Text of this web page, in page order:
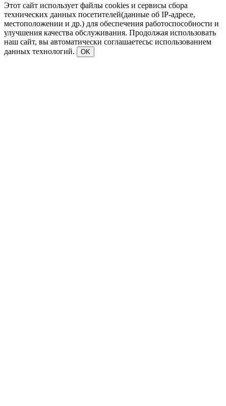
Этот сайт использует файлы cookies и сервисы сбора
технических данных посетителей(данные об IP-адресе,
местоположении и др.) для обеспечения работоспособности и
улучшения качества обслуживания. Продолжая использовать
наш сайт, вы автоматически соглашаетесьс использованием
данных технологий.
OK